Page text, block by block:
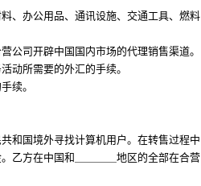
、办公用品、通讯设施、交通工具、燃料
公司开辟中国国内市场的代理销售渠道。
动所需要的外汇的手续。
续。
和国境外寻找计算机用户。在转售过程中
乙方在中国和＿＿＿＿地区的全部在合营